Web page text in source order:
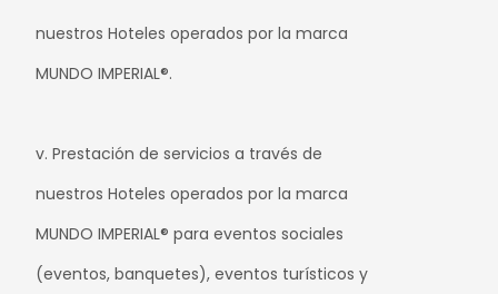
nuestros Hoteles operados por la marca
MUNDO IMPERIAL®.
v. Prestación de servicios a través de
nuestros Hoteles operados por la marca
MUNDO IMPERIAL® para eventos sociales
(eventos, banquetes), eventos turísticos y